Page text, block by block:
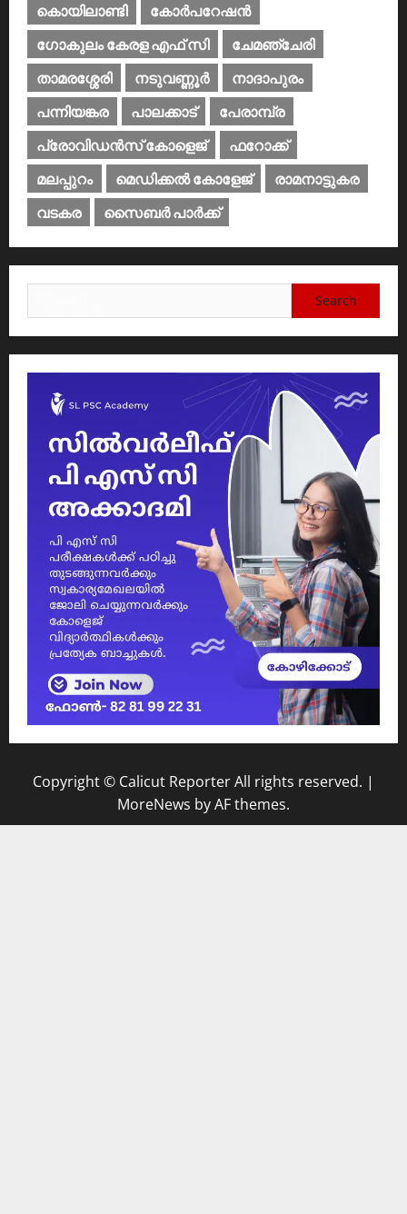
കൊയിലാണ്ടി
കോര്‍പറേഷന്‍
ഗോകുലം കേരള എഫ് സി
ചേമഞ്ചേരി
താമരശ്ശേരി
നടുവണ്ണൂര്‍
നാദാപുരം
പന്നിയങ്കര
പാലക്കാട്‌
പേരാമ്പ്ര
പ്രോവിഡന്‍സ് കോളെജ്‌
ഫറോക്ക്
മലപ്പുറം
മെഡിക്കൽ കോളേജ്‌
രാമനാട്ടുകര
വടകര
സൈബര്‍ പാര്‍ക്ക്‌
for:
Copyright © Calicut Reporter All rights reserved. |
MoreNews by AF themes.